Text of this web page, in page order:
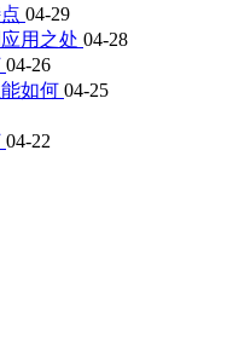
04-29
用之处 04-28
04-26
如何 04-25
04-22